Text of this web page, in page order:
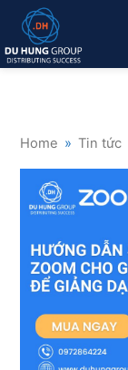
Home » Tin tức